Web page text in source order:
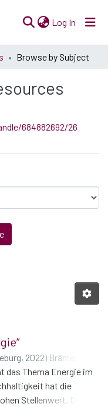
Log In (current)
Browse by Subject
684882692/26
Resources
, 2022) Brämer,
;Schüßler, Philipp;
das Thema Energie im
hat die
Stellenwert. Die